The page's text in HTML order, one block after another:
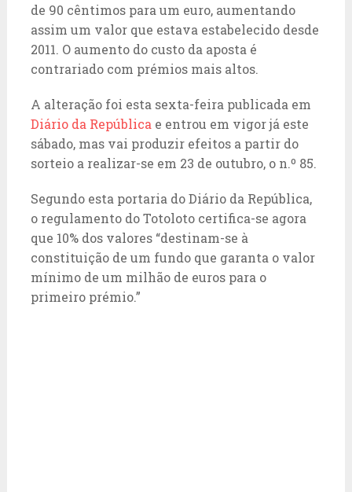
de 90 cêntimos para um euro, aumentando
assim um valor que estava estabelecido desde
2011. O aumento do custo da aposta é
contrariado com prémios mais altos.
A alteração foi esta sexta-feira publicada em
Diário da República e entrou em vigor já este
sábado, mas vai produzir efeitos a partir do
sorteio a realizar-se em 23 de outubro, o n.º 85.
Segundo esta portaria do Diário da República,
o regulamento do Totoloto certifica-se agora
que 10% dos valores “destinam-se à
constituição de um fundo que garanta o valor
mínimo de um milhão de euros para o
primeiro prémio.”